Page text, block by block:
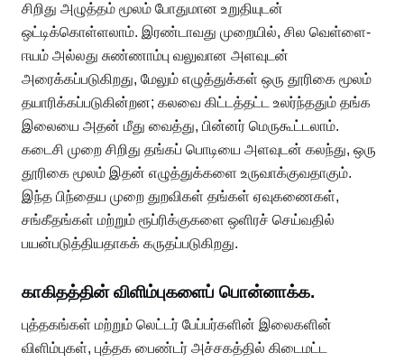
சிறிது அழுத்தம் மூலம் போதுமான உறுதியுடன்
ஒட்டிக்கொள்ளலாம். இரண்டாவது முறையில், சில வெள்ளை-
ஈயம் அல்லது சுண்ணாம்பு வலுவான அளவுடன்
அரைக்கப்படுகிறது, மேலும் எழுத்துக்கள் ஒரு தூரிகை மூலம்
தயாரிக்கப்படுகின்றன; கலவை கிட்டத்தட்ட உலர்ந்ததும் தங்க
இலையை அதன் மீது வைத்து, பின்னர் மெருகூட்டலாம்.
கடைசி முறை சிறிது தங்கப் பொடியை அளவுடன் கலந்து, ஒரு
தூரிகை மூலம் இதன் எழுத்துக்களை உருவாக்குவதாகும்.
இந்த பிந்தைய முறை துறவிகள் தங்கள் ஏவுகணைகள்,
சங்கீதங்கள் மற்றும் ரூப்ரிக்குகளை ஒளிரச் செய்வதில்
பயன்படுத்தியதாகக் கருதப்படுகிறது.
காகிதத்தின் விளிம்புகளைப் பொன்னாக்க.
புத்தகங்கள் மற்றும் லெட்டர் பேப்பர்களின் இலைகளின்
விளிம்புகள், புத்தக பைண்டர் அச்சகத்தில் கிடைமட்ட